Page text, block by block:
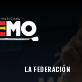
LA FEDERACIÓN